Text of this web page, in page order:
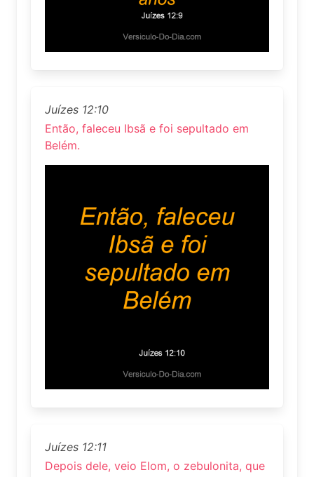
Juízes 12:10
Então, faleceu Ibsã e foi sepultado em
Belém.
Juízes 12:11
Depois dele, veio Elom, o zebulonita, que